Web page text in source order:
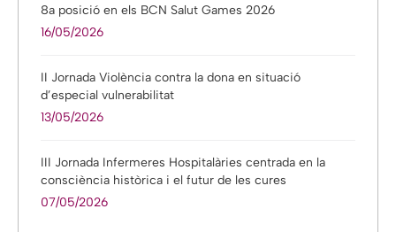
8a posició en els BCN Salut Games 2026
16/05/2026
II Jornada Violència contra la dona en situació
d’especial vulnerabilitat
13/05/2026
III Jornada Infermeres Hospitalàries centrada en la
consciència històrica i el futur de les cures
07/05/2026